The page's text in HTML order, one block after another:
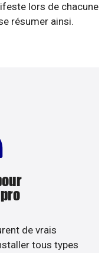
lors de chacune
résumer ainsi.
de vrais
tous types